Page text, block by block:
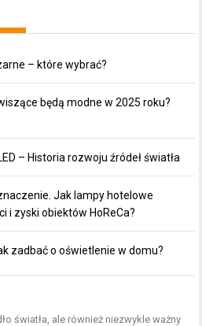
– które wybrać?
będą modne w 2025 roku?
– Historia rozwoju źródeł światła
Jak lampy hotelowe
i zyski obiektów HoReCa?
zadbać o oświetlenie w domu?
światła, ale również niezwykle ważny